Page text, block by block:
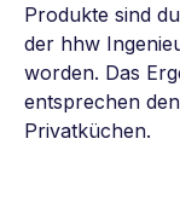
Produkte sind
der hhw
worden. Das
entsprechen
Privatküchen.